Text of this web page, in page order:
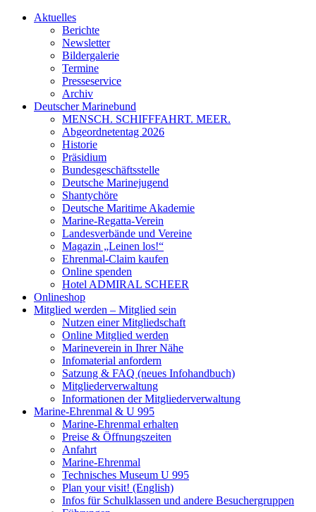
Aktuelles
Berichte
Newsletter
Bildergalerie
Termine
Presseservice
Archiv
Deutscher Marinebund
MENSCH. SCHIFFFAHRT. MEER.
Abgeordnetentag 2026
Historie
Präsidium
Bundesgeschäftsstelle
Deutsche Marinejugend
Shantychöre
Deutsche Maritime Akademie
Marine-Regatta-Verein
Landesverbände und Vereine
Magazin „Leinen los!“
Ehrenmal-Claim kaufen
Online spenden
Hotel ADMIRAL SCHEER
Onlineshop
Mitglied werden – Mitglied sein
Nutzen einer Mitgliedschaft
Online Mitglied werden
Marineverein in Ihrer Nähe
Infomaterial anfordern
Satzung & FAQ (neues Infohandbuch)
Mitgliederverwaltung
Informationen der Mitgliederverwaltung
Marine-Ehrenmal & U 995
Marine-Ehrenmal erhalten
Preise & Öffnungszeiten
Anfahrt
Marine-Ehrenmal
Technisches Museum U 995
Plan your visit! (English)
Infos für Schulklassen und andere Besuchergruppen